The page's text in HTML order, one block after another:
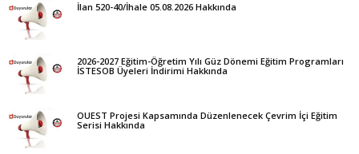
İlan 520-40/İhale 05.08.2026 Hakkında
2026-2027 Eğitim-Öğretim Yılı Güz Dönemi Eğitim Programları
İSTESOB Üyeleri İndirimi Hakkında
OUEST Projesi Kapsamında Düzenlenecek Çevrim İçi Eğitim
Serisi Hakkında